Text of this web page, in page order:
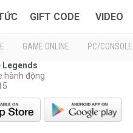
GIFT CODE VIDEO
GAME ONLINE PC/CONSOLE
hành động